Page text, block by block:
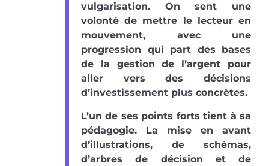
vulgarisation. On sent une
volonté de mettre le lecteur en
mouvement, avec une
progression qui part des bases
de la gestion de l’argent pour
aller vers des décisions
d’investissement plus concrètes.
L’un de ses points forts tient à sa
pédagogie. La mise en avant
d’illustrations, de schémas,
d’arbres de décision et de